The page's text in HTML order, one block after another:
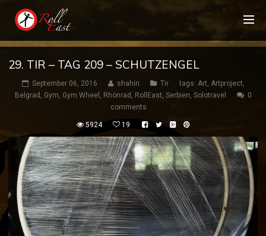
29. TIR – TAG 209 – SCHUTZENGEL
September 06, 2016 shahin Tir tags: Art, Artproject,
Belgrad , Gym, Gym Wheel , Rhönrad , RollEast, Serbien, Solotravel
0
comments
5924 19